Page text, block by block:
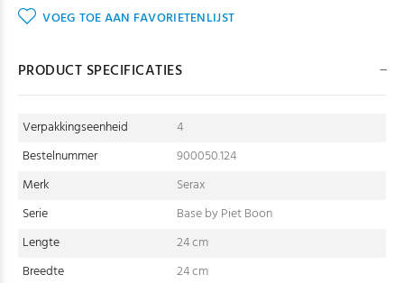
VOEG TOE AAN FAVORIETENLIJST
PRODUCT SPECIFICATIES
Verpakkingseenheid
4
Bestelnummer
900050.124
Merk
Serax
Serie
Base by Piet Boon
Lengte
24 cm
Breedte
24 cm